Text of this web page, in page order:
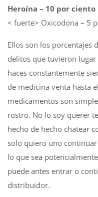
Heroína – 10 por ciento
< fuerte> Oxicodona – 5
Ellos son los porcentajes
delitos que tuvieron
haces constantemente
de medicina venta hasta
medicamentos son
rostro. No lo soy querer
hecho de hecho chatear
solo quiero uno continuar
lo que sea potencialmente
puede antes entrar o
distribuidor.